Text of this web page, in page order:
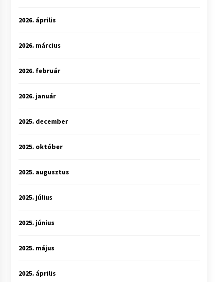
2026. április
2026. március
2026. február
2026. január
2025. december
2025. október
2025. augusztus
2025. július
2025. június
2025. május
2025. április